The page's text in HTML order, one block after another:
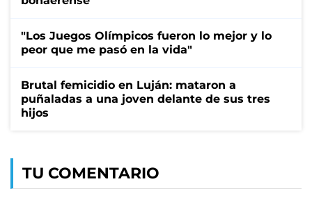
"Los Juegos Olímpicos fueron lo mejor y lo
peor que me pasó en la vida"
Brutal femicidio en Luján: mataron a
puñaladas a una joven delante de sus tres
hijos
TU COMENTARIO